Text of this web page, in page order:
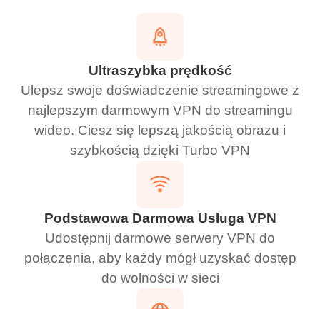
Ultraszybka prędkość
Ulepsz swoje doświadczenie streamingowe z
najlepszym darmowym VPN do streamingu
wideo. Ciesz się lepszą jakością obrazu i
szybkością dzięki Turbo VPN
Podstawowa Darmowa Usługa VPN
Udostępnij darmowe serwery VPN do
połączenia, aby każdy mógł uzyskać dostęp
do wolności w sieci